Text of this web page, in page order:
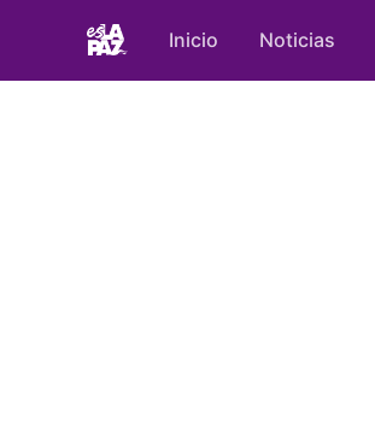
Inicio Noticias